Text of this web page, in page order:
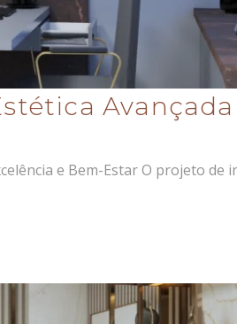
Avançada
e Bem-Estar O projeto de